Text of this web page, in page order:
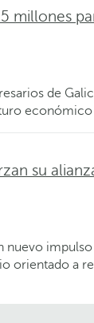
millones
de
su
nuevo
orientado a